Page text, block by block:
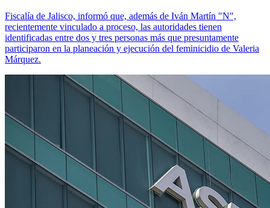
Fiscalía de Jalisco, informó que, además de Iván Martín "N",
recientemente vinculado a proceso, las autoridades tienen
identificadas entre dos y tres personas más que presuntamente
participaron en la planeación y ejecución del feminicidio de Valeria
Márquez.